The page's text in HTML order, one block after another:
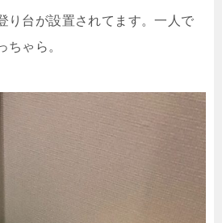
り台が設置されてます。一人で
ちゃら。